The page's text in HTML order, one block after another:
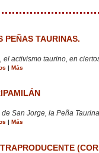
PEÑAS TAURINAS.
activismo taurino, en
| Más
San Jorge, la Peña
| Más